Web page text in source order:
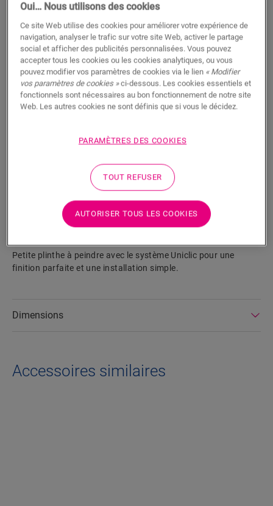
Petite plinthe à peindre cliquable
ACCESSOIRES POUR SOL STRATIFIÉ
PETITE PLINTHE À PEINDRE CLIQUABLE 240
SFSKCLICKPAINT240
Petite plinthe à peindre avec le système Uniclic pour une
finition parfaite et une installation simple.
Dimensions
Accessoires similaires
Oui… Nous utilisons des cookies
Ce site Web utilise des cookies pour améliorer votre expérience de
navigation, analyser le trafic sur votre site Web, activer le partage
social et afficher des publicités personnalisées. Vous pouvez
accepter tous les cookies ou les cookies analytiques, ou vous
pouvez modifier vos paramètres de cookies via le lien « Modifier
vos paramètres de cookies »ci-dessous. Les cookies essentiels et
fonctionnels sont nécessaires au bon fonctionnement de notre site
Web. Les autres cookies ne sont définis que si vous le décidez.
PARAMÈTRES DES COOKIES
TOUT REFUSER
AUTORISER TOUS LES COOKIES